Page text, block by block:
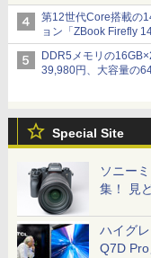
日(金)22時配信】
第12世代Core搭載の
ョン「ZBook Firefly
原で中古PCセール
DDR5メモリの
39,980円、大容量の
Special Site
ソニー
集！ 見
ハイグ
Q7D